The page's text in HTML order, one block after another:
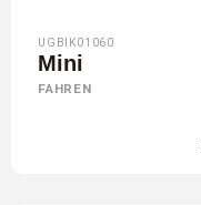
UGBIK01060
Mini
FAHREN